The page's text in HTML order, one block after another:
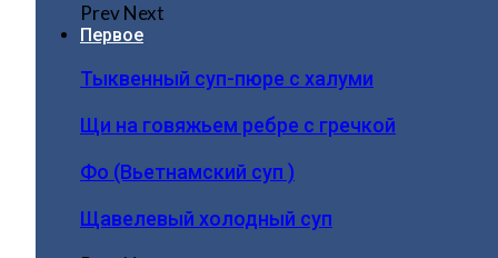
PrevNext
Первое
Тыквенный суп-пюре с халуми
Щи на говяжьем ребре с гречкой
Фо (Вьетнамский суп )
Щавелевый холодный суп